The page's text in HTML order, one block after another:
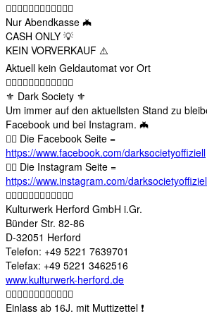
🏴‍☠️🏴‍☠️🏴‍☠️🏴‍☠️🏴‍☠️🏴‍☠️
Nur Abendkasse 🦇
CASH ONLY 💡
KEIN VORVERKAUF ⚠️
Aktuell kein Geldautomat vor Ort
🏴‍☠️🏴‍☠️🏴‍☠️🏴‍☠️🏴‍☠️🏴‍☠️
⚜️ Dark Society ⚜️
Um immer auf den aktuellsten Stand zu
Facebook und bei Instagram. 🦇
🏴‍☠️ Die Facebook Seite =
https://www.facebook.com/darksocietyoffiziell
🏴‍☠️ Die Instagram Seite =
https://www.instagram.com/
🏴‍☠️🏴‍☠️🏴‍☠️🏴‍☠️🏴‍☠️🏴‍☠️
Kulturwerk Herford GmbH i.Gr.
Bünder Str. 82-86
D-32051 Herford
Telefon: +49 5221 7639701
Telefax: +49 5221 3462516
www.kulturwerk-herford.de
🏴‍☠️🏴‍☠️🏴‍☠️🏴‍☠️🏴‍☠️🏴‍☠️
Einlass ab 16J. mit Muttizettel ❗️